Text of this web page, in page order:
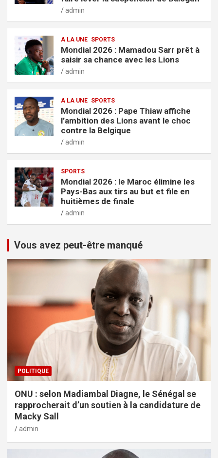
admin
A LA UNE SPORTS
Mondial 2026 : Mamadou Sarr prêt à
saisir sa chance avec les Lions
admin
A LA UNE SPORTS
Mondial 2026 : Pape Thiaw affiche
l’ambition des Lions avant le choc
contre la Belgique
admin
SPORTS
Mondial 2026 : le Maroc élimine les
Pays-Bas aux tirs au but et file en
huitièmes de finale
admin
Vous avez peut-être manqué
POLITIQUE
ONU : selon Madiambal Diagne, le Sénégal se
rapprocherait d’un soutien à la candidature de
Macky Sall
admin